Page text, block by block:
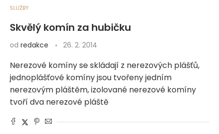
SLUŽBY
Skvělý komín za hubičku
od redakce 26. 2. 2014
Nerezové komíny se skládají z nerezových plášťů,
jednoplášťové komíny jsou tvořeny jedním
nerezovým pláštěm, izolované nerezové komíny
tvoří dva nerezové pláště